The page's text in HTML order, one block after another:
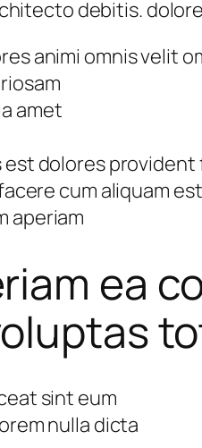
debitis.
animi omnis velit
amet
est dolores provident
cum aliquam est
aperiam
ea
sint eum
nulla dicta